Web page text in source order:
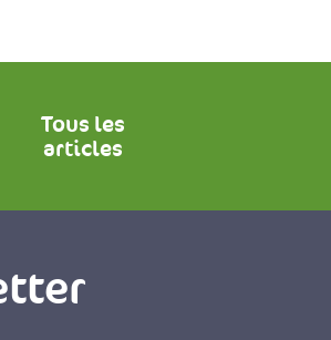
Tous les
articles